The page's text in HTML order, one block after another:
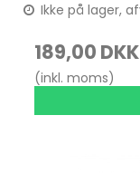
Ikke på lager,
189,00 DKK
(inkl. moms)